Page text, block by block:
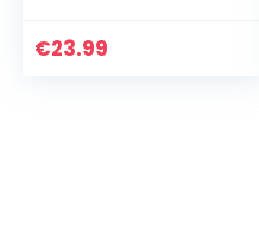
Broek Trouwpak,
€23.99